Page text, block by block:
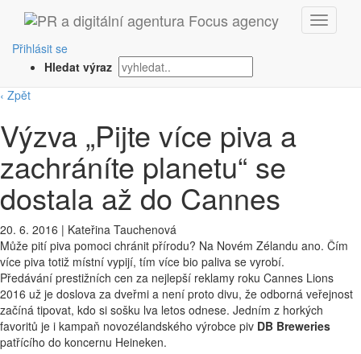
Přihlásit se
Hledat výraz
‹ Zpět
Výzva „Pijte více piva a
zachráníte planetu“ se
dostala až do Cannes
20. 6. 2016 | Kateřina Tauchenová
Může pití piva pomoci chránit přírodu? Na Novém Zélandu ano. Čím
více piva totiž místní vypijí, tím více bio paliva se vyrobí.
Předávání prestižních cen za nejlepší reklamy roku Cannes Lions
2016 už je doslova za dveřmi a není proto divu, že odborná veřejnost
začíná tipovat, kdo si sošku lva letos odnese. Jedním z horkých
favoritů je i kampaň novozélandského výrobce piv DB Breweries
patřícího do koncernu Heineken.